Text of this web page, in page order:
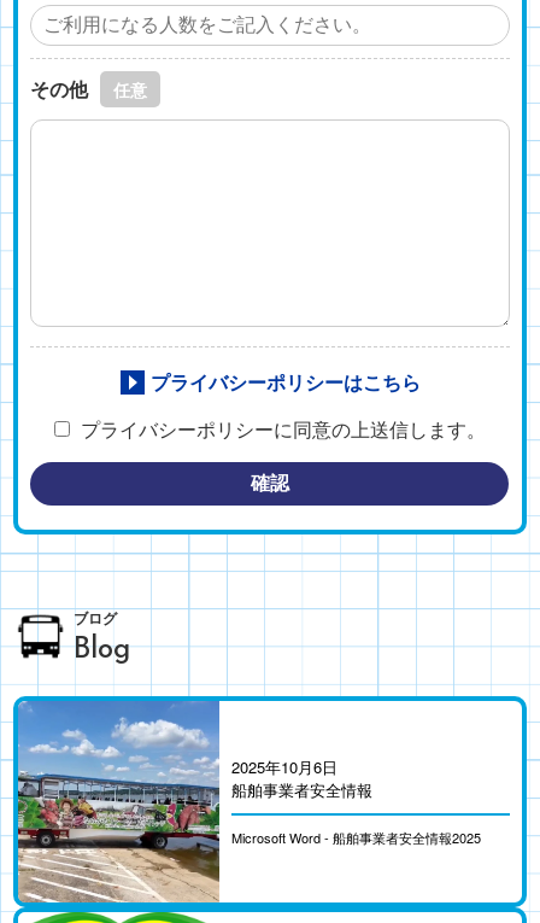
その他 任意
プライバシーポリシーはこちら
プライバシーポリシーに同意の上送信します。
確認
ブログ
Blog
2025年10月6日
船舶事業者安全情報
Microsoft Word - 船舶事業者安全情報2025